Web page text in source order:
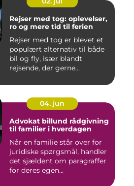
Rejser med tog: oplevelser,
ro og mere tid til ferien
Rejser med tog er blevet et
populært alternativ til både
bil og fly, især blandt
rejsende, der gerne...
04. jun
Advokat billund rådgivning
til familier i hverdagen
Når en familie står over for
juridiske spørgsmål, handler
det sjældent om paragraffer
for deres egen...